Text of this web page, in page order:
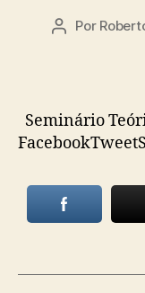
Autor
Por
Seminário